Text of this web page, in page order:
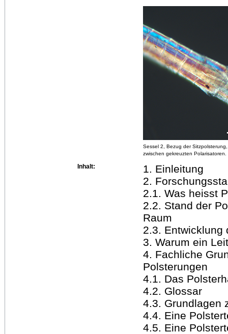
Sessel 2, Bezug der
zwischen gekreuzten
Inhalt:
1. Einleitung
2.
2.1. Was heisst
2.2. Stand der
Raum
2.3. Entwicklung
3. Warum ein
4. Fachliche
Polsterungen
4.1. Das
4.2. Glossar
4.3. Grundlagen
4.4. Eine
4.5. Eine